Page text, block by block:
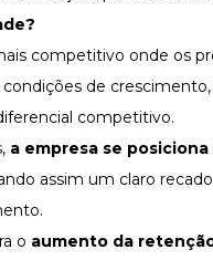
competitivo onde os
de
competitivo.
a empresa se
assim um claro
o aumento da